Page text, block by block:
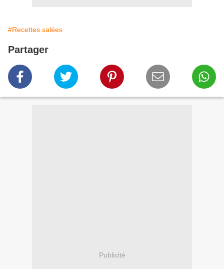
#Recettes salées
Partager
Publicité